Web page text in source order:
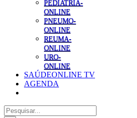
PEDIATRIA-
ONLINE
PNEUMO-
ONLINE
REUMA-
ONLINE
URO-
ONLINE
SAÚDEONLINE TV
AGENDA
Pesquisar